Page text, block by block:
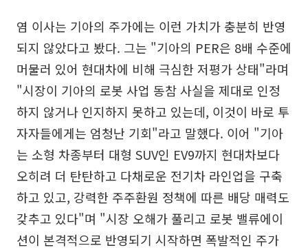
염 이사는 기아의 주가에는 이런 가치가 충분히 반영
되지 않았다고 봤다. 그는 "기아의 PER은 8배 수준에
머물러 있어 현대차에 비해 극심한 저평가 상태"라며
"시장이 기아의 로봇 사업 동참 사실을 제대로 인정
하지 않거나 인지하지 못하고 있는데, 이것이 바로 투
자자들에게는 엄청난 기회"라고 말했다. 이어 "기아
는 소형 차종부터 대형 SUV인 EV9까지 현대차보다
오히려 더 탄탄하고 다채로운 전기차 라인업을 구축
하고 있고, 강력한 주주환원 정책에 따른 배당 매력도
갖추고 있다"며 "시장 오해가 풀리고 로봇 밸류에이
션이 본격적으로 반영되기 시작하면 폭발적인 주가